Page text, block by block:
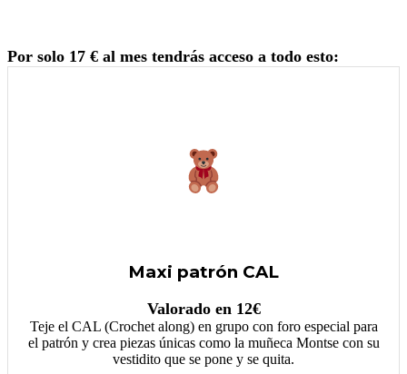
Por solo 17 € al mes tendrás acceso a todo esto:
Maxi patrón CAL
Valorado en 12€
Teje el CAL (Crochet along) en grupo con foro especial para
el patrón y crea piezas únicas como la muñeca Montse con su
vestidito que se pone y se quita.